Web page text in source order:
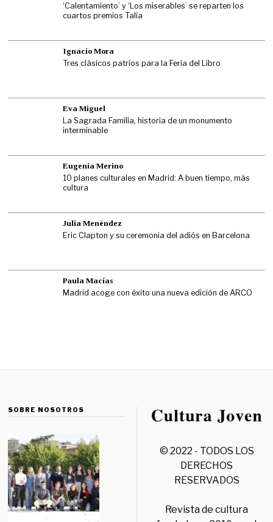
‘Calentamiento’ y ‘Los miserables’ se reparten los
cuartos premios Talía
Ignacio Mora
Tres clásicos patrios para la Feria del Libro
Eva Miguel
La Sagrada Familia, historia de un monumento
interminable
Eugenia Merino
10 planes culturales en Madrid: A buen tiempo, más
cultura
Julia Menéndez
Eric Clapton y su ceremonia del adiós en Barcelona
Paula Macías
Madrid acoge con éxito una nueva edición de ARCO
SOBRE NOSOTROS
© 2022 - TODOS LOS
DERECHOS
RESERVADOS
Revista de cultura